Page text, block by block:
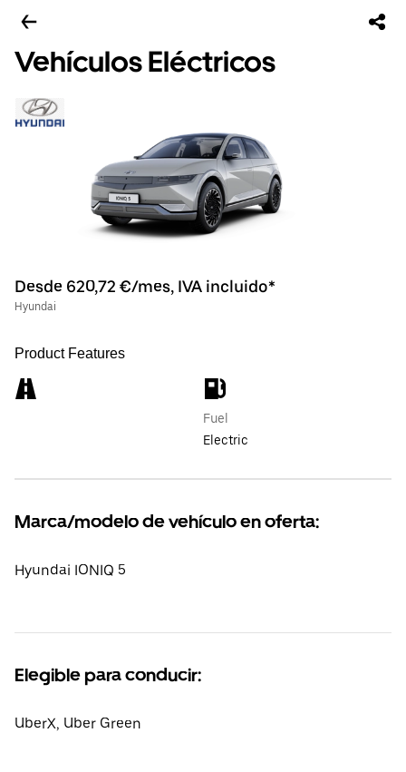
Vehículos Eléctricos
Desde 620,72 €/mes, IVA incluido*
Hyundai
Product Features
Fuel
Electric
Marca/modelo de vehículo en oferta:
Hyundai IONIQ 5
Elegible para conducir:
UberX, Uber Green